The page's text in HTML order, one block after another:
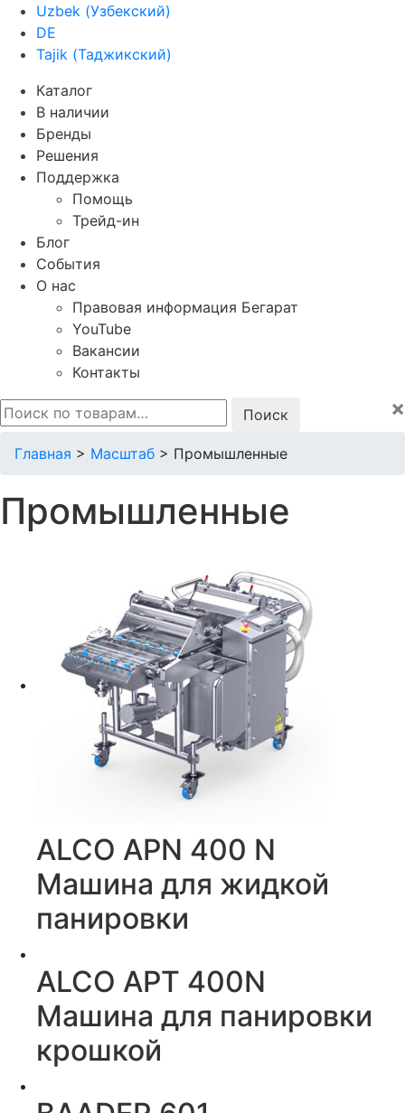
Uzbek (Узбекский)
DE
Tajik (Таджикский)
Каталог
В наличии
Бренды
Решения
Поддержка
Помощь
Трейд-ин
Блог
События
О нас
Правовая информация Бегарат
YouTube
Вакансии
Контакты
Искать:
×
Главная > Масштаб > Промышленные
Промышленные
ALCO APN 400 N
Машина для жидкой
панировки
ALCO APT 400N
Машина для панировки
крошкой